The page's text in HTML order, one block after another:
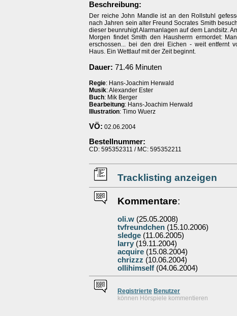
Beschreibung:
Der reiche John Mandle ist an den Rollstuhl
nach Jahren sein alter Freund Socrates Smith
dieser beunruhigt Alarmanlagen auf dem Landsitz.
Morgen findet Smith den Hausherrn ermordet:
erschossen... bei den drei Eichen - weit entfernt
Haus. Ein Wettlauf mit der Zeit beginnt.
Dauer: 71.46 Minuten
Regie: Hans-Joachim Herwald
Musik: Alexander Ester
Buch: Mik Berger
Bearbeitung: Hans-Joachim Herwald
Illustration: Timo Wuerz
VÖ: 02.06.2004
Bestellnummer:
CD: 595352311 / MC: 595352211
Tracklisting anzeigen
Kommentare:
oli.w (25.05.2008)
tvfreundchen (15.10.2006)
sledge (11.06.2005)
larry (19.11.2004)
acquire (15.08.2004)
chrizzz (10.06.2004)
ollihimself (04.06.2004)
Registrierte Benutzer
können Hörspiele kommentieren